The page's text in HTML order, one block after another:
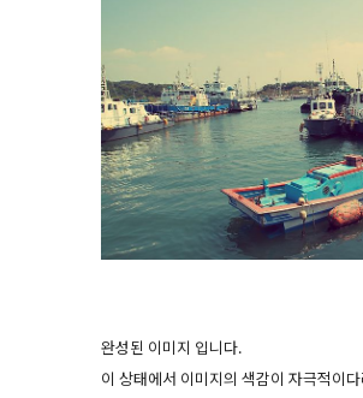
완성된 이미지 입니다.
이 상태에서 이미지의 색감이 자극적이